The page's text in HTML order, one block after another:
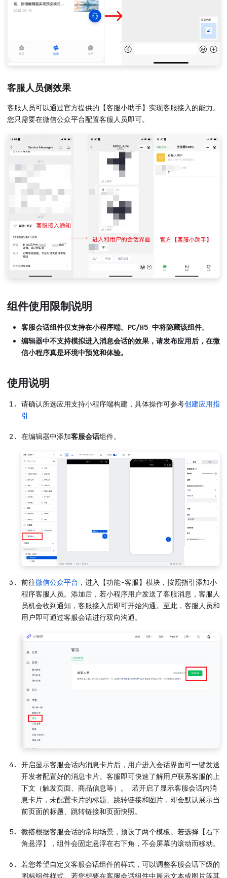
客服人员侧效果
客服人员可以通过官方提供的【客服小助手】实现客服接入的能力。
您只需要在微信公众平台配置客服人员即可。
组件使用限制说明
客服会话组件仅支持在小程序端。PC/H5 中将隐藏该组件。
编辑器中不支持模拟进入消息会话的效果，请发布应用后，在微
信小程序真是环境中预览和体验。
使用说明
请确认所选应用支持小程序端构建，具体操作可参考创建应用指
引
在编辑器中添加客服会话组件。
前往微信公众平台 ，进入【功能-客服】模块，按照指引添加小
程序客服人员。添加后，若小程序用户发送了客服消息，客服人
员机会收到通知，客服接入后即可开始沟通。至此，客服人员和
用户即可通过客服会话进行双向沟通。
开启显示客服会话内消息卡片后，用户进入会话界面可一键发送
开发者配置好的消息卡片。客服即可快速了解用户联系客服的上
下文（触发页面、商品信息等）。 若开启了显示客服会话内消
息卡片，未配置卡片的标题、跳转链接和图片，即会默认展示当
前页面的标题、跳转链接和页面快照。
微搭根据客服会话的常用场景，预设了两个模板。若选择【右下
角悬浮】，组件会固定悬浮在右下角，不会屏幕的滚动而移动。
若您希望自定义客服会话组件的样式，可以调整客服会话下级的
图标组件样式。若您想要在客服会话组件中展示文本或图片等其